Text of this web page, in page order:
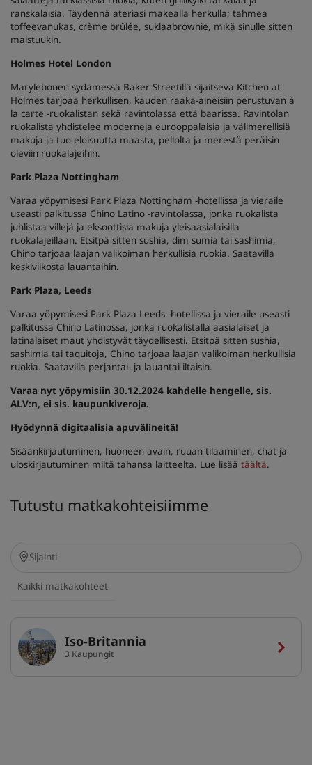
ranskalaisia. Täydennä ateriasi makealla herkulla; tahmea
toffeevanukas, crème brûlée, suklaabrownie, mikä sinulle sitten
maistuukin.
Holmes Hotel London
Marylebonen sydämessä Baker Streetillä sijaitseva Kitchen at
Holmes tarjoaa herkullisen, kauden raaka-aineisiin perustuvan à
la carte -ruokalistan sekä ravintolassa että baarissa. Ravintolan
ruokalista yhdistelee moderneja eurooppalaisia ja välimerellisiä
makuja ja tuo eloisuutta maasta, pellolta ja merestä peräisin
oleviin ruokalajeihin.
Park Plaza Nottingham
Varaa yöpymisesi Park Plaza Nottingham -hotellissa ja vieraile
useasti palkitussa Chino Latino -ravintolassa, jonka ruokalista
juhlistaa villejä ja eksoottisia makuja yleisaasialaisilla
ruokalajeillaan. Etsitpä sitten sushia, dim sumia tai sashimia,
Chino tarjoaa laajan valikoiman herkullisia ruokia. Saatavilla
keskiviikosta lauantaihin.
Park Plaza, Leeds
Varaa yöpymisesi Park Plaza Leeds -hotellissa ja vieraile useasti
palkitussa Chino Latinossa, jonka ruokalistalla aasialaiset ja
latinalaiset maut yhdistyvät täydellisesti. Etsitpä sitten sushia,
sashimia tai taquitoja, Chino tarjoaa laajan valikoiman herkullisia
ruokia. Saatavilla perjantai- ja lauantai-iltaisin.
Varaa nyt yöpymisiin 30.12.2024 kahdelle hengelle, sis.
ALV:n, ei sis. kaupunkiveroja.
Hyödynnä digitaalisia apuvälineitä!
Sisäänkirjautuminen, huoneen avain, ruuan tilaaminen, chat ja
uloskirjautuminen miltä tahansa laitteelta. Lue lisää täältä.
Tutustu matkakohteisiimme
Kaikki matkakohteet
Iso-Britannia
3 Kaupungit